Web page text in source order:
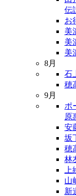
伝
お
美
美
美
8月
石
穂
9月
ポ
原
安
坂
穂
林
山
新